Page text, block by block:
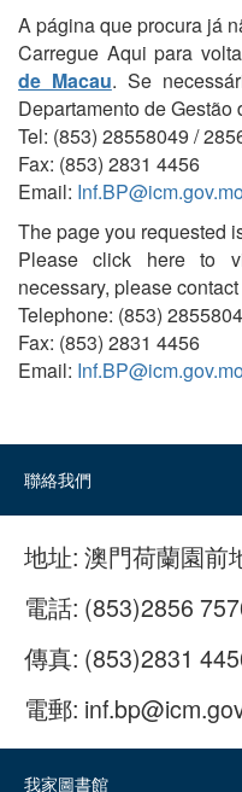
A página que procura já
Carregue Aqui para
de Macau. Se
Departamento de
Tel: (853) 28558049 /
Fax: (853) 2831 4456
Email:
The page you requested
Please click here to
necessary, please
Telephone: (853)
Fax: (853) 2831 4456
Email:
聯絡我們
地址: 澳門荷蘭園前
電話: (853)2856
傳真: (853)2831
電郵:
我家圖書館